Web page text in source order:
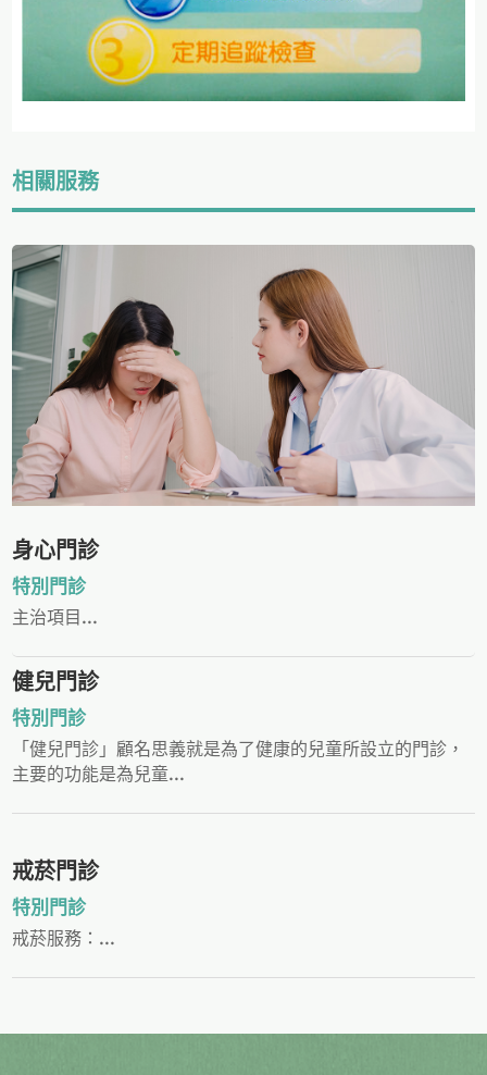
相關服務
身心門診
特別門診
主治項目...
健兒門診
特別門診
「健兒門診」顧名思義就是為了健康的兒童所設立的門診，
主要的功能是為兒童...
戒菸門診
特別門診
戒菸服務：...